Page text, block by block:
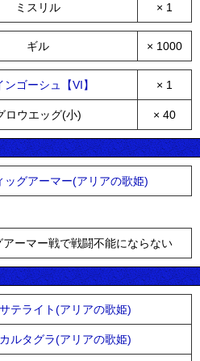
ミスリル × 1
ギル × 1000
ンゴーシュ【VI】 × 1
ロウエッグ(小) × 40
ッグアーマー(アリアの歌姫)
アーマー戦で戦闘不能にならない
サテライト(アリアの歌姫)
カルタグラ(アリアの歌姫)